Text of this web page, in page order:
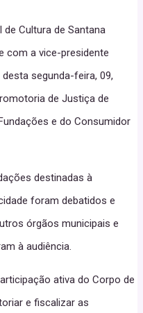
de Cultura de Santana
com a vice-presidente
segunda-feira, 09,
de Justiça de
e do Consumidor
destinadas à
foram debatidos e
órgãos municipais e
à audiência.
ativa do Corpo de
e fiscalizar as